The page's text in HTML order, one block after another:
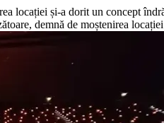
locației și-a dorit un concept
demnă de moștenirea